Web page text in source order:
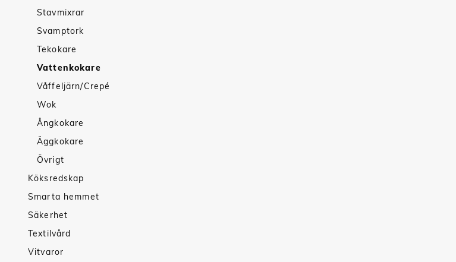
Stavmixrar
Svamptork
Tekokare
Vattenkokare
Våffeljärn/Crepé
Wok
Ångkokare
Äggkokare
Övrigt
Köksredskap
Smarta hemmet
Säkerhet
Textilvård
Vitvaror